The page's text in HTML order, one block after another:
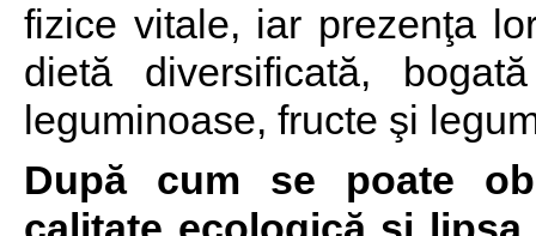
fizice vitale, iar prezenţa
dietă diversificată,
leguminoase, fructe şi
După cum se poate